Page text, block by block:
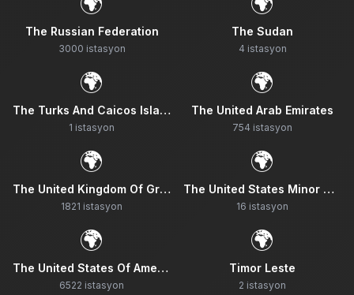
The Russian Federation
3000 istasyon
The Sudan
4 istasyon
🌍
The Turks And Caicos Islands
1 istasyon
🌍
The United Arab Emirates
754 istasyon
🌍
The United Kingdom Of Great Britain And Northern Ireland
1821 istasyon
🌍
The United States Minor Outlying Islands
16 istasyon
🌍
The United States Of America
6522 istasyon
🌍
Timor Leste
2 istasyon